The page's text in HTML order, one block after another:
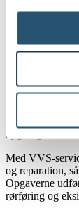
VVS-
til
Mange
kan begynde
varmer ujævnt,
bygning.
Med VVS-
og reparation,
Opgaverne
rørføring og